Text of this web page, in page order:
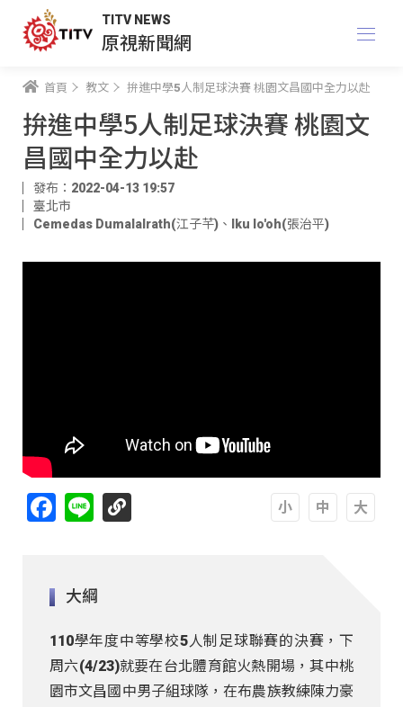
TITV NEWS
原視新聞網
首頁 教文 拚進中學5人制足球決賽 桃園文昌國中全力以赴
拚進中學5人制足球決賽 桃園文
昌國中全力以赴
發布：2022-04-13 19:57
臺北市
Cemedas Dumalalrath(江子芊) 、 Iku lo'oh(張治平)
Facebook
Line
大綱
110學年度中等學校5人制足球聯賽的決賽，下
周六(4/23)就要在台北體育館火熱開場，其中桃
園市文昌國中男子組球隊，在布農族教練陳力豪